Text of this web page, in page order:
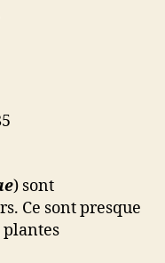
) sont
Ce sont presque
plantes